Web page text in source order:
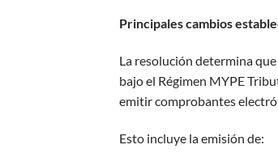
Principales cambios
La resolución determina
bajo el Régimen MYPE
emitir comprobantes
Esto incluye la emisión de: